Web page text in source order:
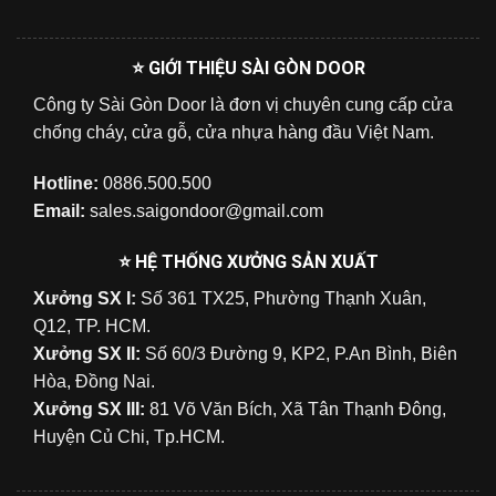
⭐ GIỚI THIỆU SÀI GÒN DOOR
Công ty Sài Gòn Door là đơn vị chuyên cung cấp cửa
chống cháy, cửa gỗ, cửa nhựa hàng đầu Việt Nam.
Hotline: 0886.500.500
Email: sales.saigondoor@gmail.com
⭐ HỆ THỐNG XƯỞNG SẢN XUẤT
Xưởng SX I: Số 361 TX25, Phường Thạnh Xuân,
Q12, TP. HCM.
Xưởng SX II: Số 60/3 Đường 9, KP2, P.An Bình, Biên
Hòa, Đồng Nai.
Xưởng SX III: 81 Võ Văn Bích, Xã Tân Thạnh Đông,
Huyện Củ Chi, Tp.HCM.